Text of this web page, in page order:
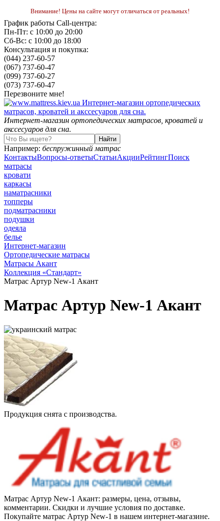
Внимание! Цены на сайте могут отличаться от реальных!
График работы Call-центра:
Пн-Пт: с 10:00 до 20:00
Сб-Вс: с 10:00 до 18:00
Консультация и покупка:
(044) 237-60-57
(067) 737-60-47
(099) 737-60-27
(073) 737-60-47
Перезвоните мне!
Интернет-магазин ортопедических матрасов, кроватей и
акссесуаров для сна.
Например: беспружинный матрас
КонтактыВопросы-ответыСтатьиАкцииРейтингПоиск
матрасы
кровати
каркасы
наматрасники
топперы
подматрасники
подушки
одеяла
белье
Интернет-магазин
Ортопедические матрасы
Матрасы Акант
Коллекция «Стандарт»
Матрас Артур New-1 Акант
Матрас Артур New-1 Акант
Продукция снята с производства.
Матрас Артур New-1 Акант: размеры, цена, отзывы,
комментарии. Скидки и лучшие условия по доставке.
Покупайте матрас Артур New-1 в нашем интернет-магазине.